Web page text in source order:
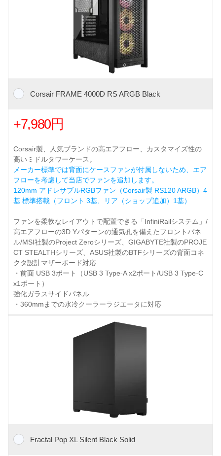
Corsair FRAME 4000D RS ARGB Black
+7,980円
Corsair製、人気ブランドの高エアフロー、カスタマイズ性の
高いミドルタワーケース。
メーカー標準では背面にケースファンが付属しないため、エア
フローを考慮して当店でファンを追加します。
120mm アドレサブルRGBファン（Corsair製 RS120 ARGB）4
基 標準搭載（フロント 3基、リア（ショップ追加）1基）
ファンを柔軟なレイアウトで配置できる「InfiniRailシステム」/
高エアフローの3D Yパターンの通気孔を備えたフロントパネ
ル/MSI社製のProject Zeroシリーズ、GIGABYTE社製のPROJE
CT STEALTHシリーズ、ASUS社製のBTFシリーズの背面コネ
クタ設計マザーボード対応
・前面 USB 3ポート（USB 3 Type-A x2ポート/USB 3 Type-C
x1ポート）
強化ガラスサイドパネル
・360mmまでの水冷クーラーラジエータに対応
Fractal Pop XL Silent Black Solid